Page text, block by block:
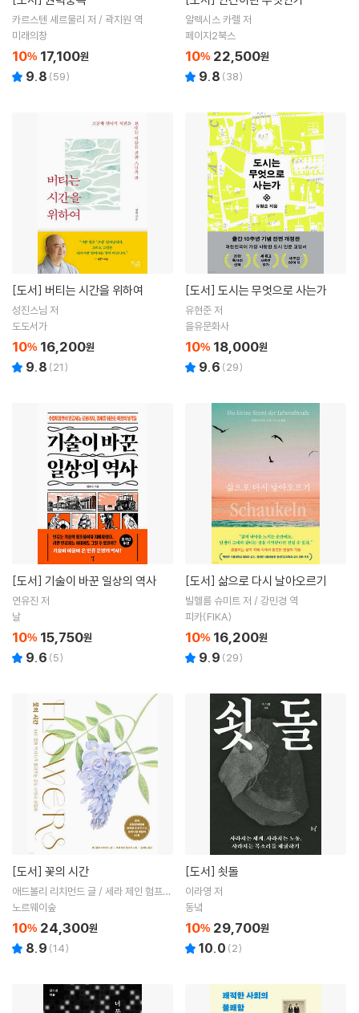
카르스텐 셰르물리 저 / 곽지원 역
미래의창
10% 17,100원
9.8 (59)
알렉시스 카렐 저
페이지2북스
10% 22,500원
9.8 (38)
[도서] 버티는 시간을 위하여
성진스님 저
도도서가
10% 16,200원
9.8 (21)
[도서] 도시는 무엇으로 사는가
유현준 저
을유문화사
10% 18,000원
9.6 (29)
[도서] 기술이 바꾼 일상의 역사
연유진 저
날
10% 15,750원
9.6 (5)
[도서] 삶으로 다시 날아오르기
빌헬름 슈미트 저 / 강민경 역
피카(FIKA)
10% 16,200원
9.9 (29)
[도서] 꽃의 시간
애드볼리 리치먼드 글 / 세라 제인 험프리
그림 / 김아림 역
노르웨이숲
10% 24,300원
8.9 (14)
[도서] 쇳돌
이라영 저
동녘
10% 29,700원
10.0 (2)